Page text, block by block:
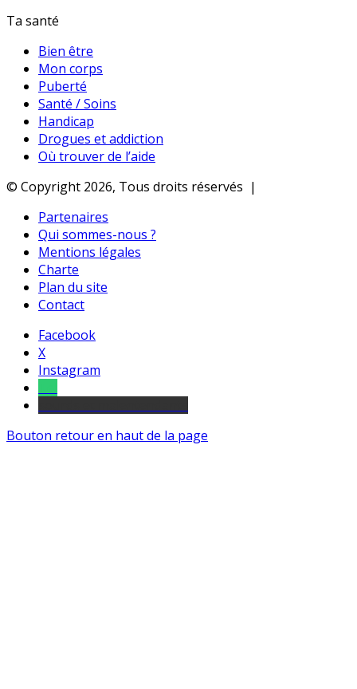
Ta santé
Bien être
Mon corps
Puberté
Santé / Soins
Handicap
Drogues et addiction
Où trouver de l’aide
© Copyright 2026, Tous droits réservés |
Partenaires
Qui sommes-nous ?
Mentions légales
Charte
Plan du site
Contact
Facebook
X
Instagram
Bouton retour en haut de la page